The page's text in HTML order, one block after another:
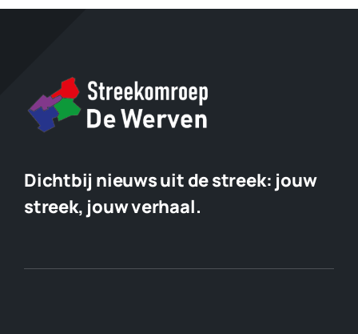
Dichtbij nieuws uit de streek: jouw
streek, jouw verhaal.